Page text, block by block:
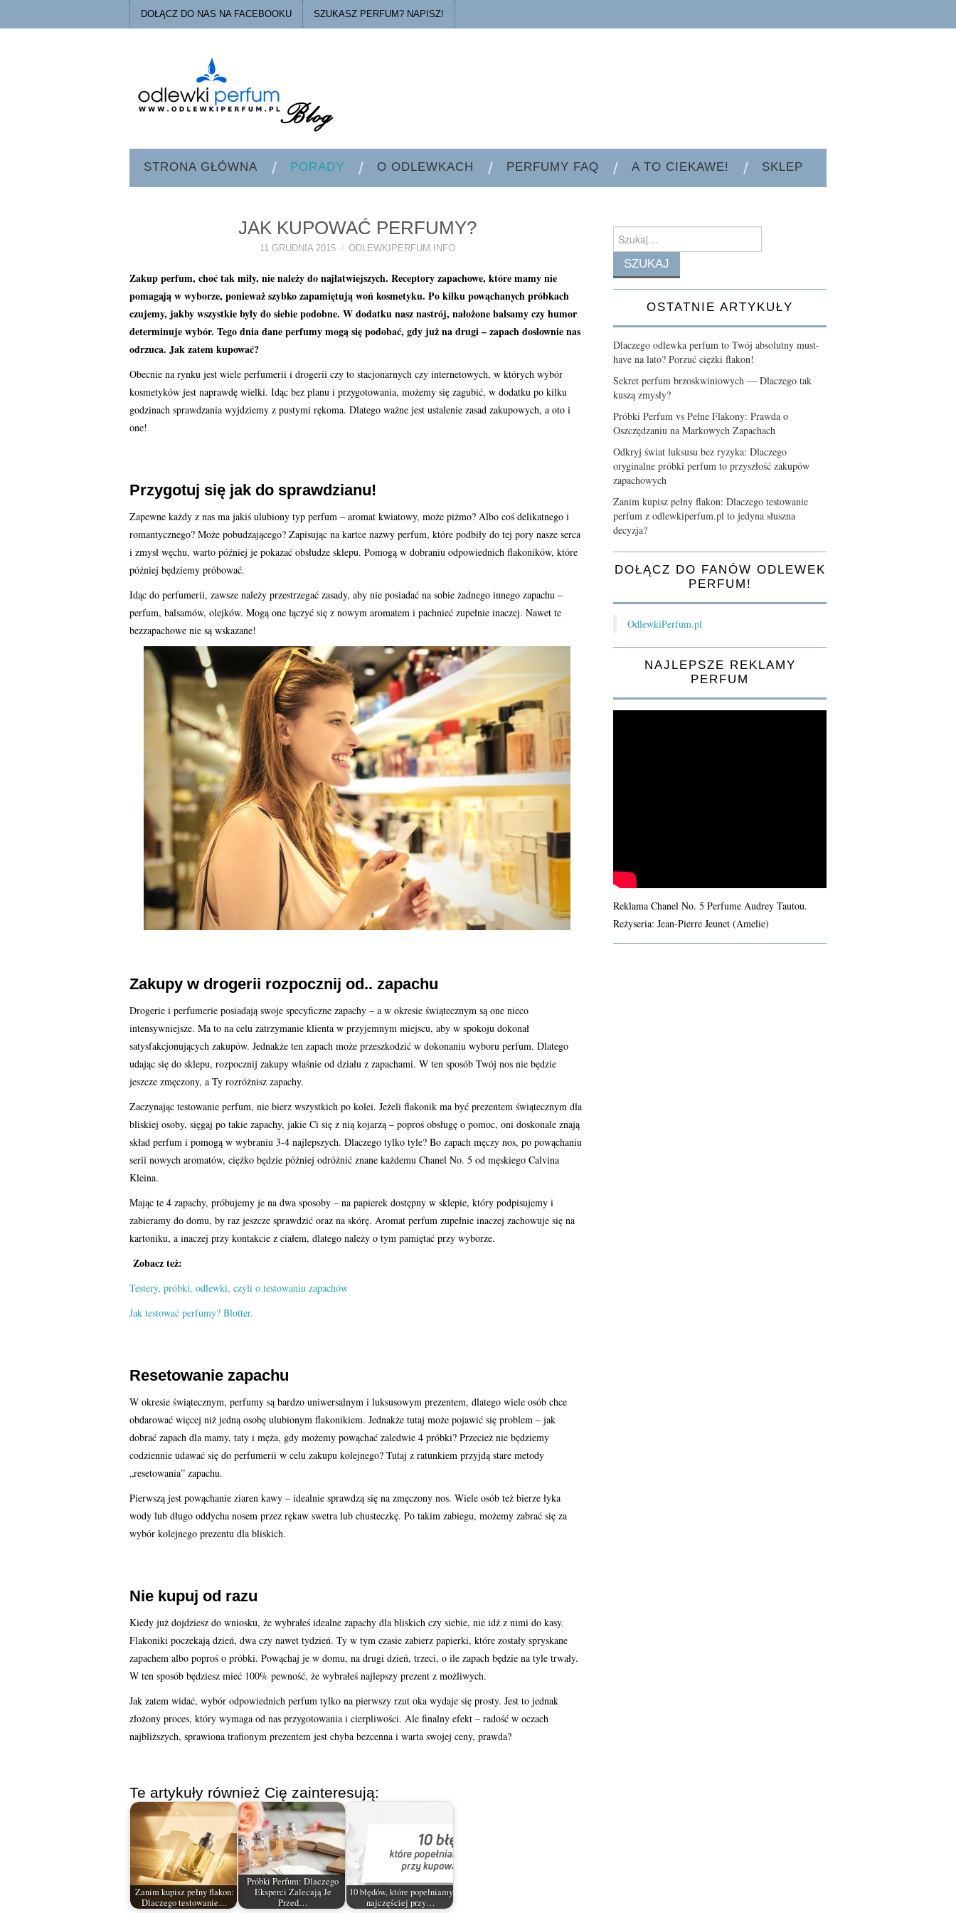
DOŁĄCZ DO NAS NA FACEBOOKU SZUKASZ PERFUM? NAPISZ!
STRONA GŁÓWNA PORADY O ODLEWKACH PERFUMY FAQ A TO CIEKAWE! SKLEP
JAK KUPOWAĆ PERFUMY?
11 GRUDNIA 2015 ODLEWKIPERFUM.INFO
Zakup perfum, choć tak miły, nie należy do najłatwiejszych. Receptory zapachowe, które mamy nie
pomagają w wyborze, ponieważ szybko zapamiętują woń kosmetyku. Po kilku powąchanych próbkach
czujemy, jakby wszystkie były do siebie podobne. W dodatku nasz nastrój, nałożone balsamy czy humor
determinuje wybór. Tego dnia dane perfumy mogą się podobać, gdy już na drugi – zapach dosłownie nas
odrzuca. Jak zatem kupować?
Obecnie na rynku jest wiele perfumerii i drogerii czy to stacjonarnych czy internetowych, w których wybór
kosmetyków jest naprawdę wielki. Idąc bez planu i przygotowania, możemy się zagubić, w dodatku po kilku
godzinach sprawdzania wyjdziemy z pustymi rękoma. Dlatego ważne jest ustalenie zasad zakupowych, a oto i
one!
Przygotuj się jak do sprawdzianu!
Zapewne każdy z nas ma jakiś ulubiony typ perfum – aromat kwiatowy, może piżmo? Albo coś delikatnego i
romantycznego? Może pobudzającego? Zapisując na kartce nazwy perfum, które podbiły do tej pory nasze serca
i zmysł węchu, warto później je pokazać obsłudze sklepu. Pomogą w dobraniu odpowiednich flakoników, które
później będziemy próbować.
Idąc do perfumerii, zawsze należy przestrzegać zasady, aby nie posiadać na sobie żadnego innego zapachu –
perfum, balsamów, olejków. Mogą one łączyć się z nowym aromatem i pachnieć zupełnie inaczej. Nawet te
bezzapachowe nie są wskazane!
Zakupy w drogerii rozpocznij od.. zapachu
Drogerie i perfumerie posiadają swoje specyficzne zapachy – a w okresie świątecznym są one nieco
intensywniejsze. Ma to na celu zatrzymanie klienta w przyjemnym miejscu, aby w spokoju dokonał
satysfakcjonujących zakupów. Jednakże ten zapach może przeszkodzić w dokonaniu wyboru perfum. Dlatego
udając się do sklepu, rozpocznij zakupy właśnie od działu z zapachami. W ten sposób Twój nos nie będzie
jeszcze zmęczony, a Ty rozróżnisz zapachy.
Zaczynając testowanie perfum, nie bierz wszystkich po kolei. Jeżeli flakonik ma być prezentem świątecznym dla
bliskiej osoby, sięgaj po takie zapachy, jakie Ci się z nią kojarzą – poproś obsługę o pomoc, oni doskonale znają
skład perfum i pomogą w wybraniu 3-4 najlepszych. Dlaczego tylko tyle? Bo zapach męczy nos, po powąchaniu
serii nowych aromatów, ciężko będzie później odróżnić znane każdemu Chanel No. 5 od męskiego Calvina
Kleina.
Mając te 4 zapachy, próbujemy je na dwa sposoby – na papierek dostępny w sklepie, który podpisujemy i
zabieramy do domu, by raz jeszcze sprawdzić oraz na skórę. Aromat perfum zupełnie inaczej zachowuje się na
kartoniku, a inaczej przy kontakcie z ciałem, dlatego należy o tym pamiętać przy wyborze.
Zobacz też:
Testery, próbki, odlewki, czyli o testowaniu zapachów
Jak testować perfumy? Blotter.
Resetowanie zapachu
W okresie świątecznym, perfumy są bardzo uniwersalnym i luksusowym prezentem, dlatego wiele osób chce
obdarować więcej niż jedną osobę ulubionym flakonikiem. Jednakże tutaj może pojawić się problem – jak
dobrać zapach dla mamy, taty i męża, gdy możemy powąchać zaledwie 4 próbki? Przecież nie będziemy
codziennie udawać się do perfumerii w celu zakupu kolejnego? Tutaj z ratunkiem przyjdą stare metody
„resetowania” zapachu.
Pierwszą jest powąchanie ziaren kawy – idealnie sprawdzą się na zmęczony nos. Wiele osób też bierze łyka
wody lub długo oddycha nosem przez rękaw swetra lub chusteczkę. Po takim zabiegu, możemy zabrać się za
wybór kolejnego prezentu dla bliskich.
Nie kupuj od razu
Kiedy już dojdziesz do wniosku, że wybrałeś idealne zapachy dla bliskich czy siebie, nie idź z nimi do kasy.
Flakoniki poczekają dzień, dwa czy nawet tydzień. Ty w tym czasie zabierz papierki, które zostały spryskane
zapachem albo poproś o próbki. Powąchaj je w domu, na drugi dzień, trzeci, o ile zapach będzie na tyle trwały.
W ten sposób będziesz mieć 100% pewność, że wybrałeś najlepszy prezent z możliwych.
Jak zatem widać, wybór odpowiednich perfum tylko na pierwszy rzut oka wydaje się prosty. Jest to jednak
złożony proces, który wymaga od nas przygotowania i cierpliwości. Ale finalny efekt – radość w oczach
najbliższych, sprawiona trafionym prezentem jest chyba bezcenna i warta swojej ceny, prawda?
Te artykuły również Cię zainteresują:
Zanim kupisz pełny flakon:
Dlaczego testowanie…
Próbki Perfum: Dlaczego
Eksperci Zalecają Je
Przed…
10 błędów, które popełniamy
najczęściej przy…
Search
for:
OSTATNIE ARTYKUŁY
Dlaczego odlewka perfum to Twój absolutny must-
have na lato? Porzuć ciężki flakon!
Sekret perfum brzoskwiniowych — Dlaczego tak
kuszą zmysły?
Próbki Perfum vs Pełne Flakony: Prawda o
Oszczędzaniu na Markowych Zapachach
Odkryj świat luksusu bez ryzyka: Dlaczego
oryginalne próbki perfum to przyszłość zakupów
zapachowych
Zanim kupisz pełny flakon: Dlaczego testowanie
perfum z odlewkiperfum.pl to jedyna słuszna
decyzja?
DOŁĄCZ DO FANÓW ODLEWEK
PERFUM!
OdlewkiPerfum.pl
NAJLEPSZE REKLAMY
PERFUM
Reklama Chanel No. 5 Perfume Audrey Tautou.
Reżyseria: Jean-Pierre Jeunet (Amelie)